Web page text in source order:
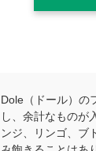
Dole（ドール）の
し、余計なものが
ンジ、リンゴ、ブ